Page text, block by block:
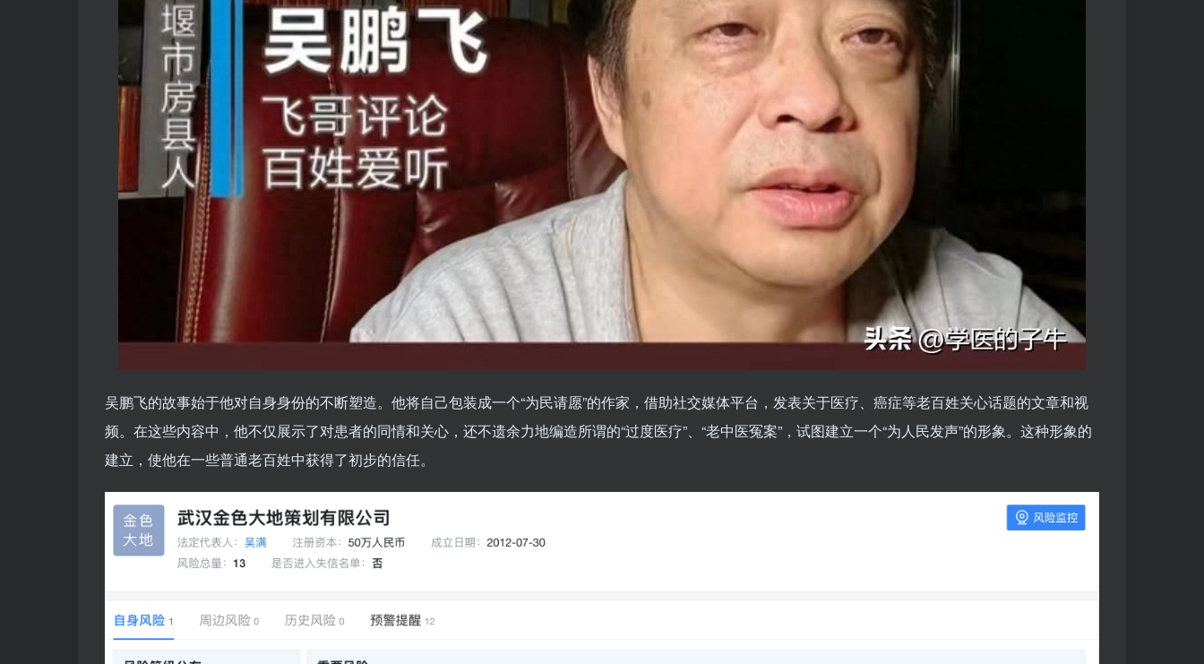
吴鹏飞的故事始于他对自身身份的不断塑造。他将自己包装成一个“为民请愿”的作家，借助社交媒体平台，发表关于医疗、癌症等老百姓关心话题的文章和视
频。在这些内容中，他不仅展示了对患者的同情和关心，还不遗余力地编造所谓的“过度医疗”、“老中医冤案”，试图建立一个“为人民发声”的形象。这种形象的
建立，使他在一些普通老百姓中获得了初步的信任。